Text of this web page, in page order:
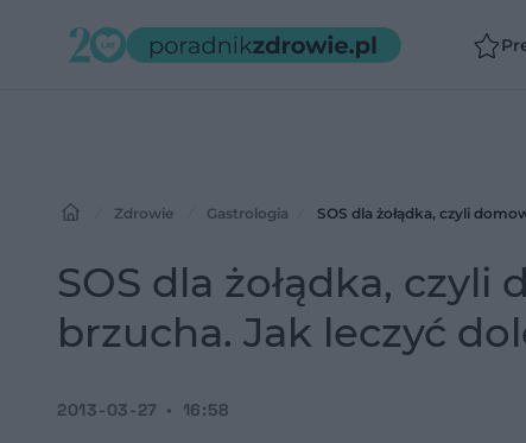
Zdrowie Gastrologia SOS dla żołądka, czyli
SOS dla żołądka,
brzucha. Jak leczyć
2013-03-27 16:58